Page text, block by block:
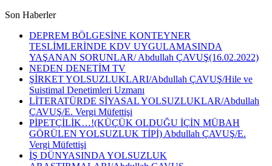
Son Haberler
DEPREM BÖLGESİNE KONTEYNER
TESLİMLERİNDE KDV UYGULAMASINDA
YAŞANAN SORUNLAR/ Abdullah ÇAVUŞ(16.02.2022)
NEDEN DENETİM TV
ŞİRKET YOLSUZLUKLARI/Abdullah ÇAVUŞ/Hile ve
Suistimal Denetimleri Uzmanı
LİTERATÜRDE SİYASAL YOLSUZLUKLAR/Abdullah
ÇAVUŞ/E. Vergi Müfettişi
PİPETÇİLİK…!(KÜÇÜK OLDUĞU İÇİN MÜBAH
GÖRÜLEN YOLSUZLUK TİPİ) Abdullah ÇAVUŞ/E.
Vergi Müfettişi
İŞ DÜNYASINDA YOLSUZLUK